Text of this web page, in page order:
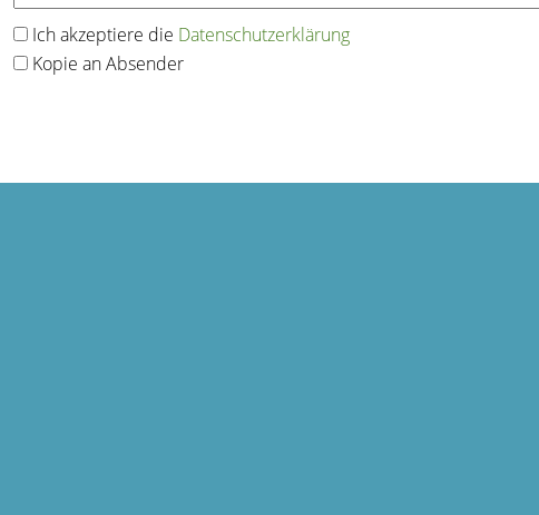
Ich akzeptiere die Datenschutz­erklärung
Kopie an Absender